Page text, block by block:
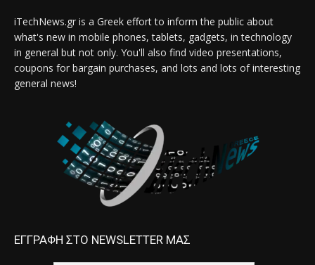
iTechNews.gr is a Greek effort to inform the public about
what's new in mobile phones, tablets, gadgets, in technology
in general but not only. You'll also find video presentations,
coupons for bargain purchases, and lots and lots of interesting
general news!
ΕΓΓΡΑΦΗ ΣΤΟ NEWSLETTER ΜΑΣ